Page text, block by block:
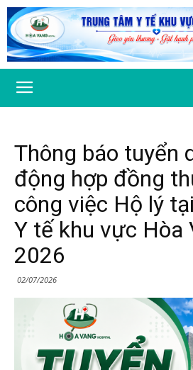
Thông báo tuyển
động hợp đồng
công việc Hộ lý
Y tế khu vực Hòa
2026
02/07/2026